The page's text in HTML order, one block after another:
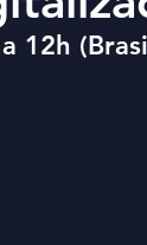
12h